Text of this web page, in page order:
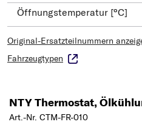
Öffnungstemperatur [°C]
Original-Ersatzteilnummern
Fahrzeugtypen
NTY Thermostat,
Art.-Nr. CTM-FR-010